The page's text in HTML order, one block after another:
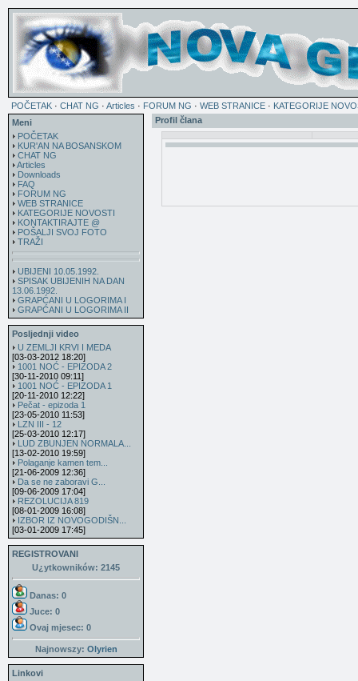
POČETAK · CHAT NG · Articles · FORUM NG · WEB STRANICE · KATEGORIJE
Meni
POČETAK
KUR'AN NA BOSANSKOM
CHAT NG
Articles
Downloads
FAQ
FORUM NG
WEB STRANICE
KATEGORIJE NOVOSTI
KONTAKTIRAJTE @
POŠALJI SVOJ FOTO
TRAŽI
UBIJENI 10.05.1992.
SPISAK UBIJENIH NA DAN
13.06.1992.
GRAPĆANI U LOGORIMA I
GRAPĆANI U LOGORIMA II
Posljednji video
U ZEMLJI KRVI I MEDA
[03-03-2012 18:20]
1001 NOĆ - EPIZODA 2
[30-11-2010 09:11]
1001 NOĆ - EPIZODA 1
[20-11-2010 12:22]
Pečat - epizoda 1
[23-05-2010 11:53]
LZN III - 12
[25-03-2010 12:17]
LUD ZBUNJEN NORMALA...
[13-02-2010 19:59]
Polaganje kamen tem...
[21-06-2009 12:36]
Da se ne zaboravi G...
[09-06-2009 17:04]
REZOLUCIJA 819
[08-01-2009 16:08]
IZBOR IZ NOVOGODIŠN...
[03-01-2009 17:45]
REGISTROVANI
U¿ytkowników: 2145
Danas: 0
Juce: 0
Ovaj mjesec: 0
Najnowszy: Olyrien
Linkovi
Profil člana